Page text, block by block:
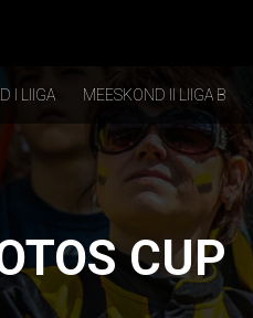
I LIIGA MEESKOND II LIIGA B
CUP